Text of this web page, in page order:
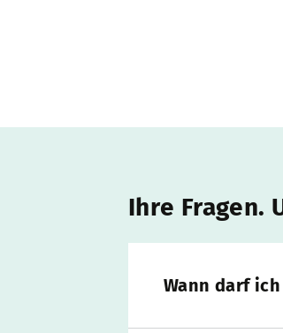
Ihre Fragen.
Wann darf